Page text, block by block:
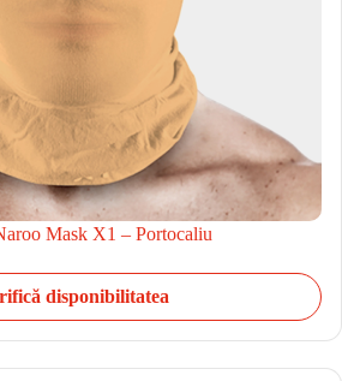
Mask X1 – Portocaliu
disponibilitatea